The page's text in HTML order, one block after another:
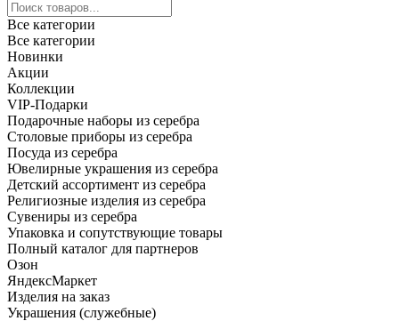
Все категории
Все категории
Новинки
Акции
Коллекции
VIP-Подарки
Подарочные наборы из серебра
Столовые приборы из серебра
Посуда из серебра
Ювелирные украшения из серебра
Детский ассортимент из серебра
Религиозные изделия из серебра
Сувениры из серебра
Упаковка и сопутствующие товары
Полный каталог для партнеров
Озон
ЯндексМаркет
Изделия на заказ
Украшения (служебные)